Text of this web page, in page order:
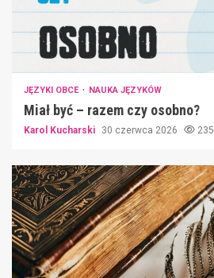
JĘZYKI OBCE NAUKA JĘZYKÓW
Miał być – razem czy osobno?
Karol Kucharski 30 czerwca 2026 235